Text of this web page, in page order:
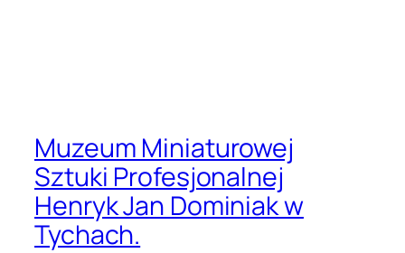
Muzeum Miniaturowej
Sztuki Profesjonalnej
Henryk Jan Dominiak w
Tychach.